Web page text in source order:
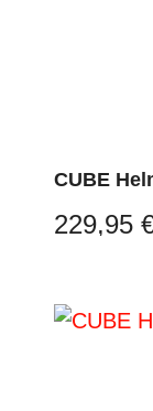
CUBE
229,95